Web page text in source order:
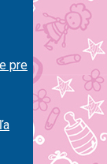
pre